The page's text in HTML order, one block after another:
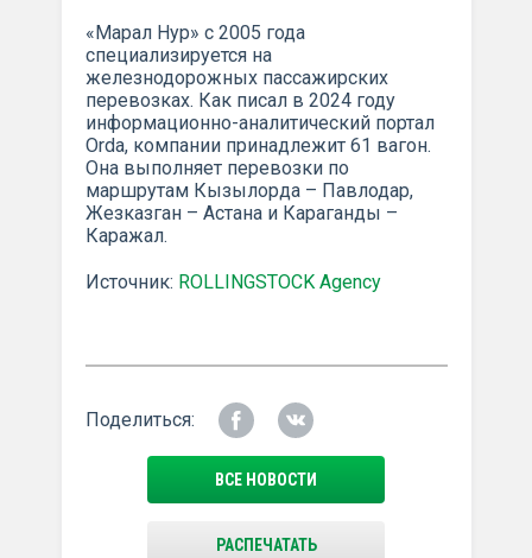
«Марал Нур» с 2005 года
специализируется на
железнодорожных пассажирских
перевозках. Как писал в 2024 году
информационно-аналитический портал
Orda, компании принадлежит 61 вагон.
Она выполняет перевозки по
маршрутам Кызылорда – Павлодар,
Жезказган – Астана и Караганды –
Каражал.
Источник: ROLLINGSTOCK Agency
Поделиться:
ВСЕ НОВОСТИ
РАСПЕЧАТАТЬ